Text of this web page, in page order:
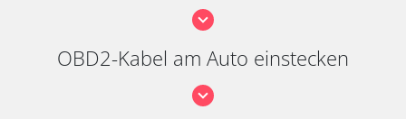
OBD2-Kabel am Auto einstecken